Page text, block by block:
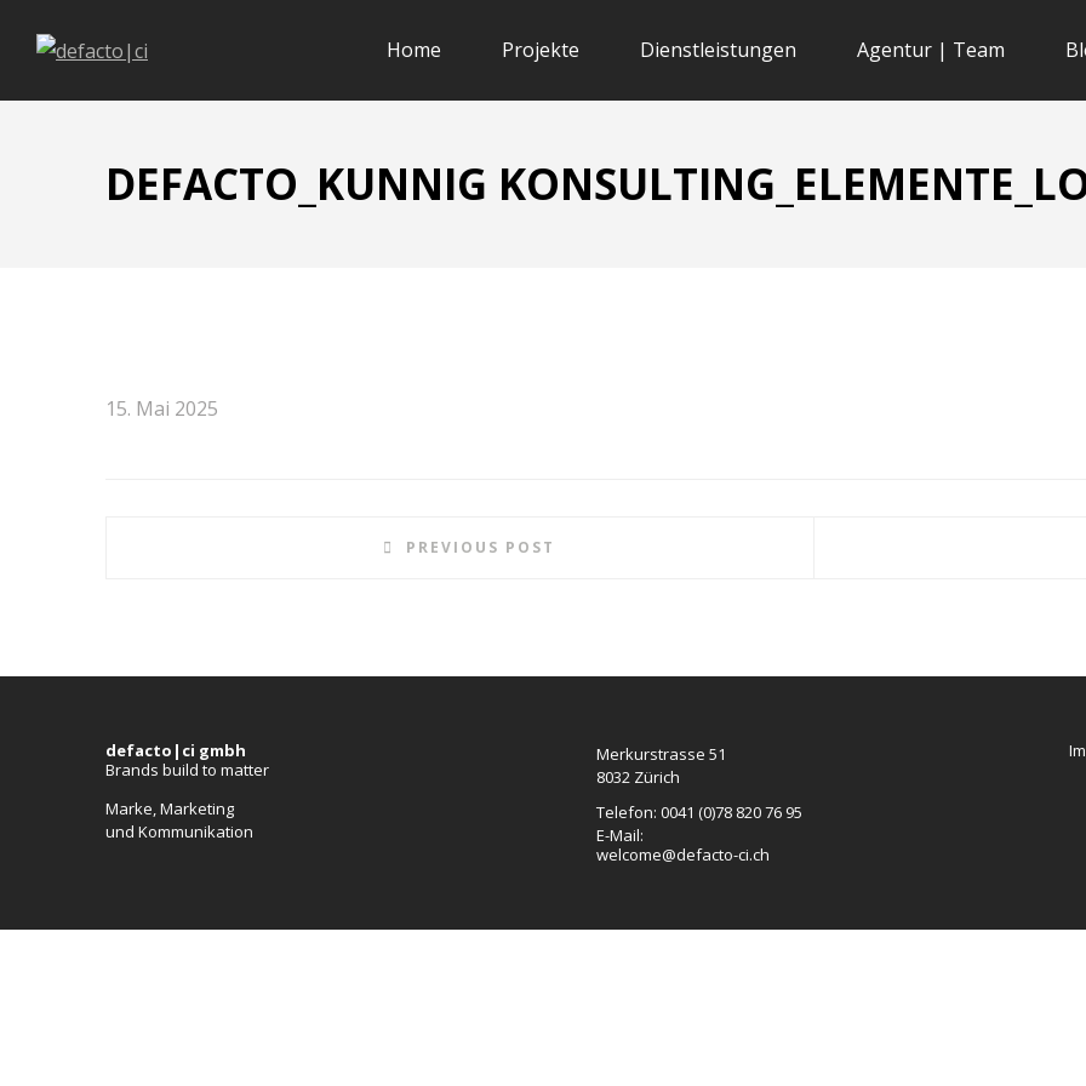
Home Projekte Dienstleistungen Agentur | Team
DEFACTO_KUNNIG
15. Mai 2025
PREVIOUS POST
defacto|ci gmbh
Brands build to matter
Marke, Marketing
und Kommunikation
Merkurstrasse 51
8032 Zürich
Telefon: 0041 (0)78 820 76 95
E-Mail:
welcome@defacto-ci.ch